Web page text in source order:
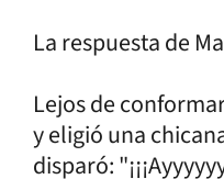
La respuesta de
Lejos de
y eligió una
disparó: